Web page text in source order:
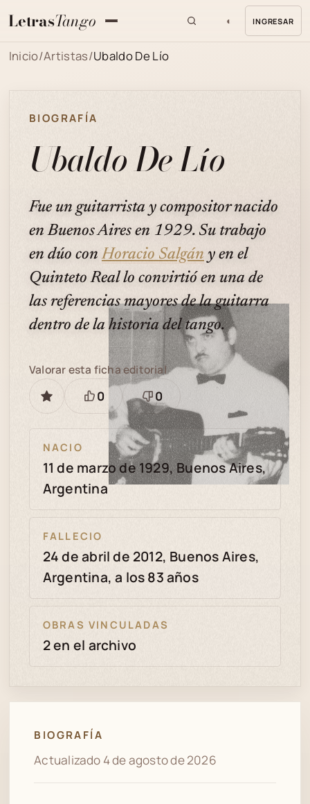
LetrasTango ◐ INGRESAR
Inicio/Artistas/Ubaldo De Lío
BIOGRAFÍA
Ubaldo De Lío
Fue un guitarrista y compositor nacido
en Buenos Aires en 1929. Su trabajo
en dúo conHoracio Salgán y en el
Quinteto Real lo convirtió en una de
las referencias mayores de la guitarra
dentro de la historia del tango.
GUARDAR
Valorar esta ficha editorial
Está
bien
0
Necesita
revisión
0
NACIO
11 de marzo de 1929, Buenos Aires,
Argentina
FALLECIO
24 de abril de 2012, Buenos Aires,
Argentina, a los 83 años
OBRAS VINCULADAS
2 en el archivo
BIOGRAFÍA
Actualizado 4 de agosto de 2026